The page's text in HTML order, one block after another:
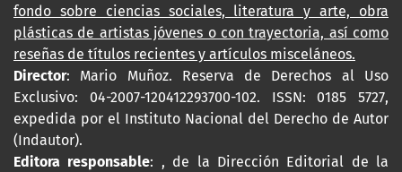
fondo sobre ciencias sociales, literatura y arte, obra
plásticas de artistas jóvenes o con trayectoria, así como
reseñas de títulos recientes y artículos misceláneos.
Director: Mario Muñoz. Reserva de Derechos al Uso
Exclusivo: 04-2007-120412293700-102. ISSN: 0185 5727,
expedida por el Instituto Nacional del Derecho de Autor
(Indautor).
Editora responsable: , de la Dirección Editorial de la